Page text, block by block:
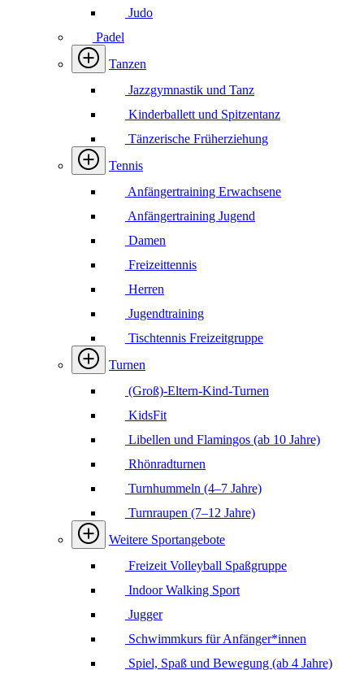
Judo
Padel
Tanzen
Jazzgymnastik und Tanz
Kinderballett und Spitzentanz
Tänzerische Früherziehung
Tennis
Anfängertraining Erwachsene
Anfängertraining Jugend
Damen
Freizeittennis
Herren
Jugendtraining
Tischtennis Freizeitgruppe
Turnen
(Groß)-Eltern-Kind-Turnen
KidsFit
Libellen und Flamingos (ab 10 Jahre)
Rhönradturnen
Turnhummeln (4–7 Jahre)
Turnraupen (7–12 Jahre)
Weitere Sportangebote
Freizeit Volleyball Spaßgruppe
Indoor Walking Sport
Jugger
Schwimmkurs für Anfänger*innen
Spiel, Spaß und Bewegung (ab 4 Jahre)